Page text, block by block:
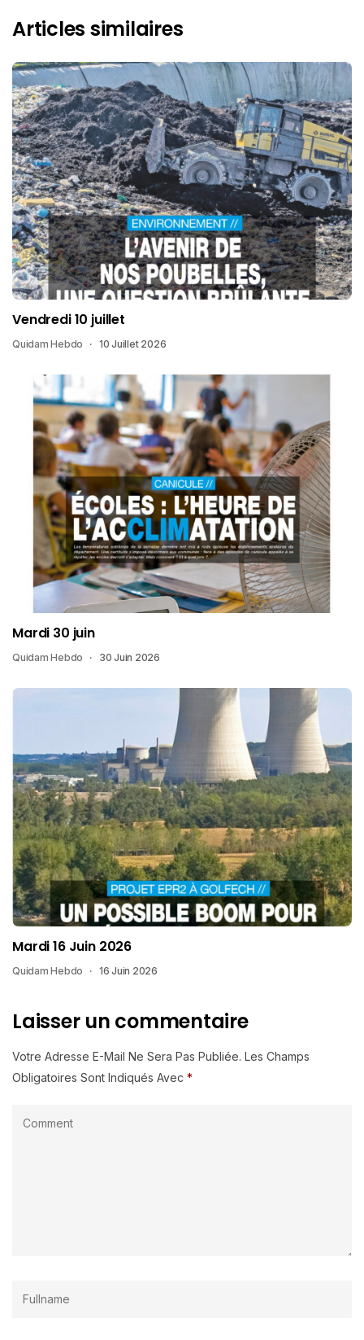
Articles similaires
Vendredi 10 juillet
Quidam Hebdo 10 Juillet 2026
Mardi 30 juin
Quidam Hebdo 30 Juin 2026
Mardi 16 Juin 2026
Quidam Hebdo 16 Juin 2026
Laisser un commentaire
Votre Adresse E-Mail Ne Sera Pas Publiée. Les Champs
Obligatoires Sont Indiqués Avec *